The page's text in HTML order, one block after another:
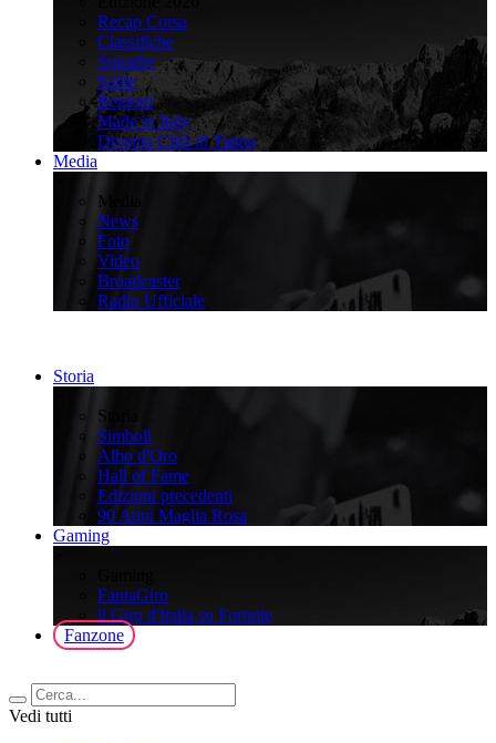
Recap Corsa
Classifiche
Squadre
Salite
Regioni
Made in Italy
Diventa Città di Tappa
Media
Media
News
Foto
Video
Broadcaster
Radio Ufficiale
Storia
Storia
Simboli
Albo d'Oro
Hall of Fame
Edizioni precedenti
90 Anni Maglia Rosa
Gaming
FantaGiro
ll Giro d'Italia su Fortnite
Fanzone
Vedi tutti